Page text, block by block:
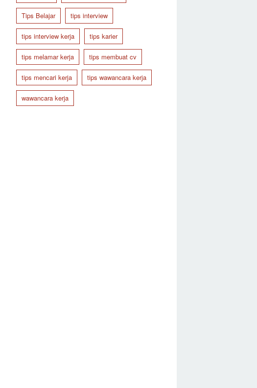
Tips Belajar tips interview
tips interview kerja tips karier
tips melamar kerja tips membuat cv
tips mencari kerja tips wawancara kerja
wawancara kerja